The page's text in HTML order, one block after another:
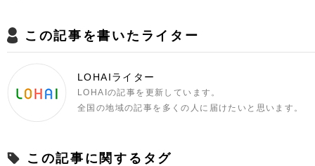
この記事を書いたライター
LOHAIライター
LOHAIの記事を更新しています。
全国の地域の記事を多くの人に届けたいと思います。
この記事に関するタグ